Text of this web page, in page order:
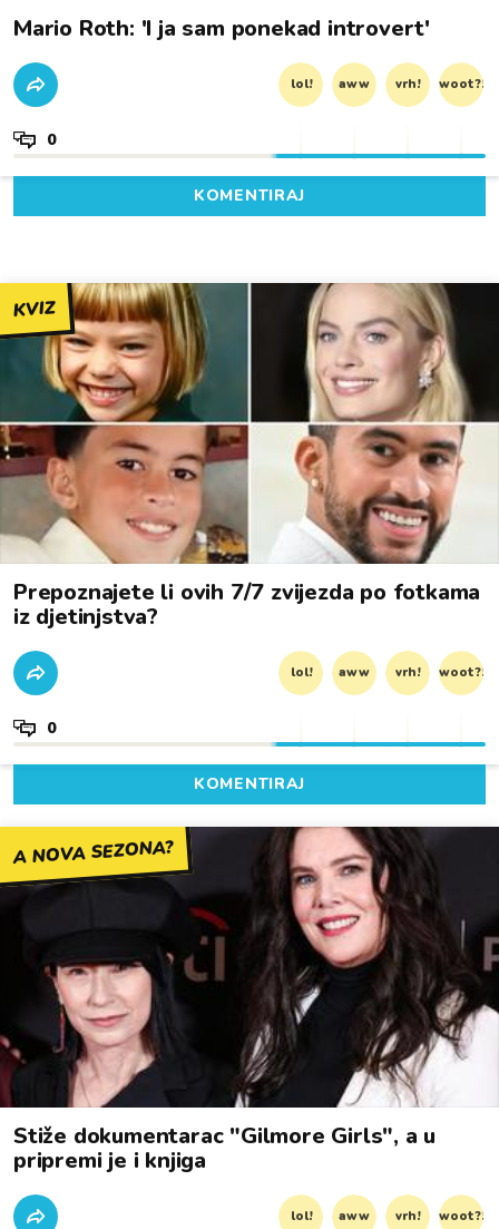
Mario Roth: 'I ja sam ponekad introvert'
lol! aww vrh! woot?!
0
KOMENTIRAJ
KVIZ
Prepoznajete li ovih 7/7 zvijezda po fotkama
iz djetinjstva?
lol! aww vrh! woot?!
0
KOMENTIRAJ
A NOVA SEZONA?
Stiže dokumentarac "Gilmore Girls", a u
pripremi je i knjiga
lol! aww vrh! woot?!